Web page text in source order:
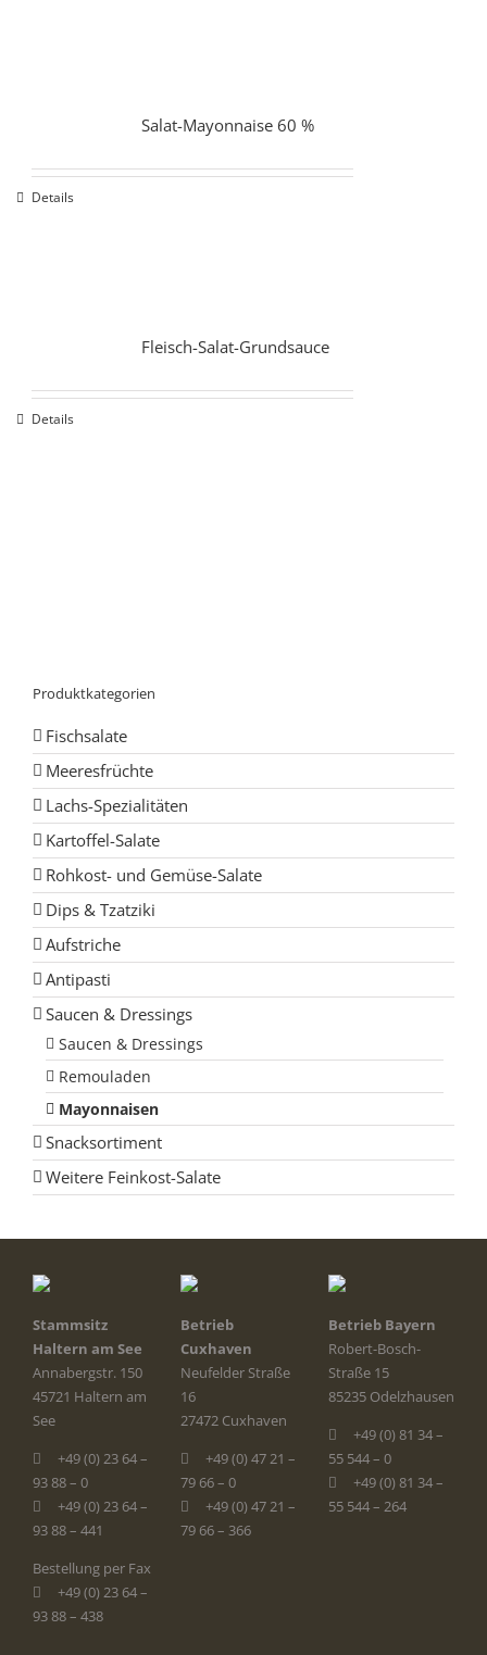
Salat-Mayonnaise 60 %
Details
Fleisch-Salat-Grundsauce
Details
Produktkategorien
Fischsalate
Meeresfrüchte
Lachs-Spezialitäten
Kartoffel-Salate
Rohkost- und Gemüse-Salate
Dips & Tzatziki
Aufstriche
Antipasti
Saucen & Dressings
Saucen & Dressings
Remouladen
Mayonnaisen
Snacksortiment
Weitere Feinkost-Salate
Stammsitz
Haltern am See
Annabergstr. 150
45721 Haltern am
See
+49 (0) 23 64 –
93 88 – 0
+49 (0) 23 64 –
93 88 – 441
Bestellung per Fax
+49 (0) 23 64 –
93 88 – 438
Betrieb
Cuxhaven
Neufelder Straße
16
27472 Cuxhaven
+49 (0) 47 21 –
79 66 – 0
+49 (0) 47 21 –
79 66 – 366
Betrieb Bayern
Robert-Bosch-
Straße 15
85235 Odelzhausen
+49 (0) 81 34 –
55 544 – 0
+49 (0) 81 34 –
55 544 – 264